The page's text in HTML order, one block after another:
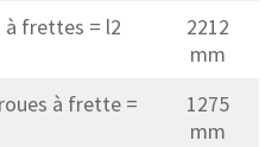
à frettes = l2
2212
mm
à frette =
1275
mm